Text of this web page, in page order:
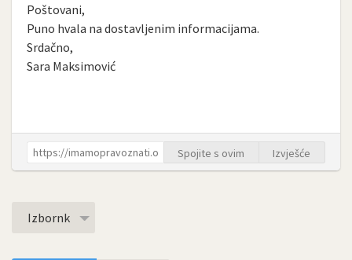
Poštovani,
Puno hvala na dostavljenim informacijama.
Srdačno,
Sara Maksimović
Spojite s ovim Izvješće
Izbornk